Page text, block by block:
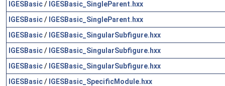
IGESBasic/ IGESBasic_SingleParent.hxx
IGESBasic/ IGESBasic_SingleParent.hxx
IGESBasic/ IGESBasic_SingularSubfigure.hxx
IGESBasic/ IGESBasic_SingularSubfigure.hxx
IGESBasic/ IGESBasic_SingularSubfigure.hxx
IGESBasic/ IGESBasic_SpecificModule.hxx